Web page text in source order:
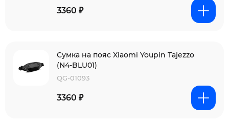
3360 ₽
Сумка на пояс Xiaomi Youpin Tajezzo
(N4-BLU01)
QG-01093
3360 ₽